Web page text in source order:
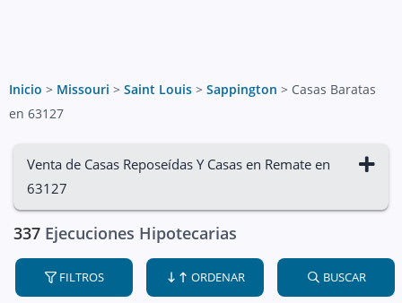
Inicio > Missouri > Saint Louis > Sappington > Casas Baratas
en 63127
Venta de Casas Reposeídas Y Casas en Remate en
63127
337 Ejecuciones Hipotecarias
FILTROS ORDENAR BUSCAR